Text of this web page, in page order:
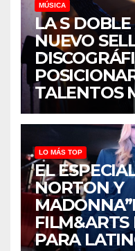
MÚSICA
LA S DOBLE
NUEVO
TALENTOS
LO MÁS TOP
EL
NORTON Y
FILM&ARTS
PARA